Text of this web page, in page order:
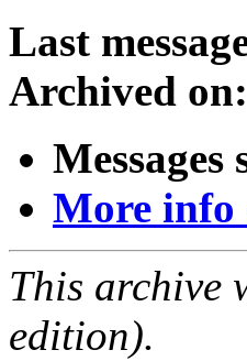
Last
Archived on:
Messages
More info
This archive
edition).